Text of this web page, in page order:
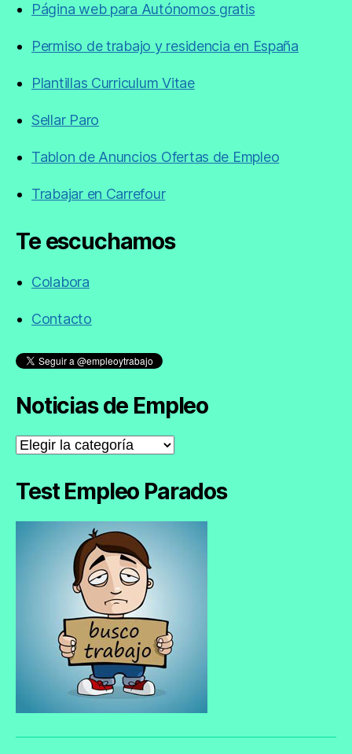
Página web para Autónomos gratis
Permiso de trabajo y residencia en España
Plantillas Curriculum Vitae
Sellar Paro
Tablon de Anuncios Ofertas de Empleo
Trabajar en Carrefour
Te escuchamos
Colabora
Contacto
Noticias de Empleo
Noticias
de
Test Empleo Parados